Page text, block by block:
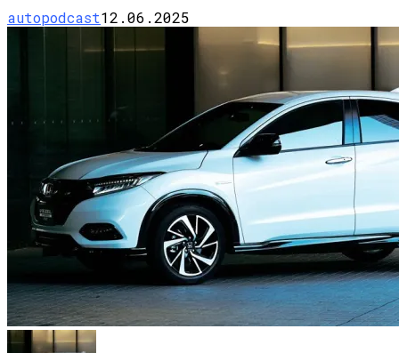
autopodcast12.06.2025